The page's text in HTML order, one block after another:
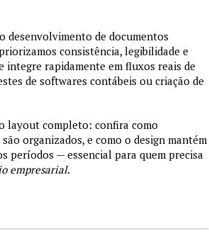
desenvolvimento de documentos
consistência, legibilidade e
rapidamente em fluxos reais de
de softwares contábeis ou criação de
layout completo: confira como
organizados, e como o design mantém
períodos — essencial para quem precisa
empresarial.